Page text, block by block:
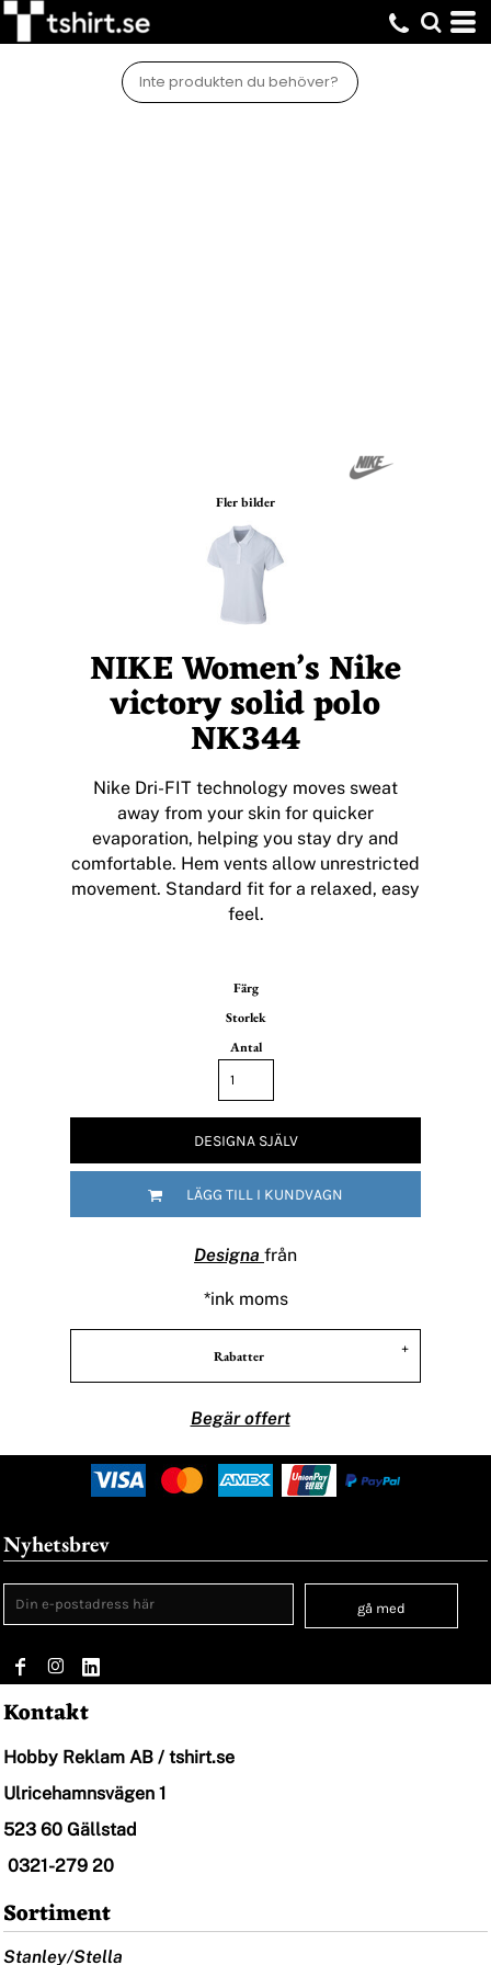
Fler bilder
NIKE Women’s Nike
victory solid polo
NK344
Nike Dri-FIT technology moves sweat
away from your skin for quicker
evaporation, helping you stay dry and
comfortable. Hem vents allow unrestricted
movement. Standard fit for a relaxed, easy
feel.
Färg
Storlek
Antal
DESIGNA SJÄLV
LÄGG TILL I KUNDVAGN
Designa från
*ink moms
Rabatter
Begär offert
Nyhetsbrev
gå med
Kontakt
Hobby Reklam AB / tshirt.se
Ulricehamnsvägen 1
523 60 Gällstad
0321-279 20
Sortiment
Stanley/Stella